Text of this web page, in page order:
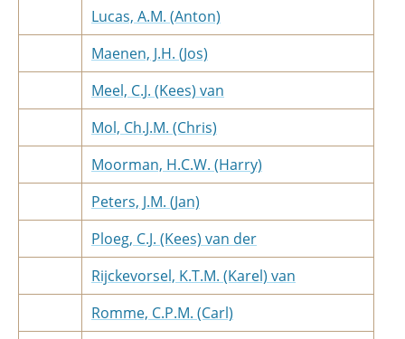
Lucas, A.M. (Anton)
Maenen, J.H. (Jos)
Meel, C.J. (Kees) van
Mol, Ch.J.M. (Chris)
Moorman, H.C.W. (Harry)
Peters, J.M. (Jan)
Ploeg, C.J. (Kees) van der
Rijckevorsel, K.T.M. (Karel) van
Romme, C.P.M. (Carl)